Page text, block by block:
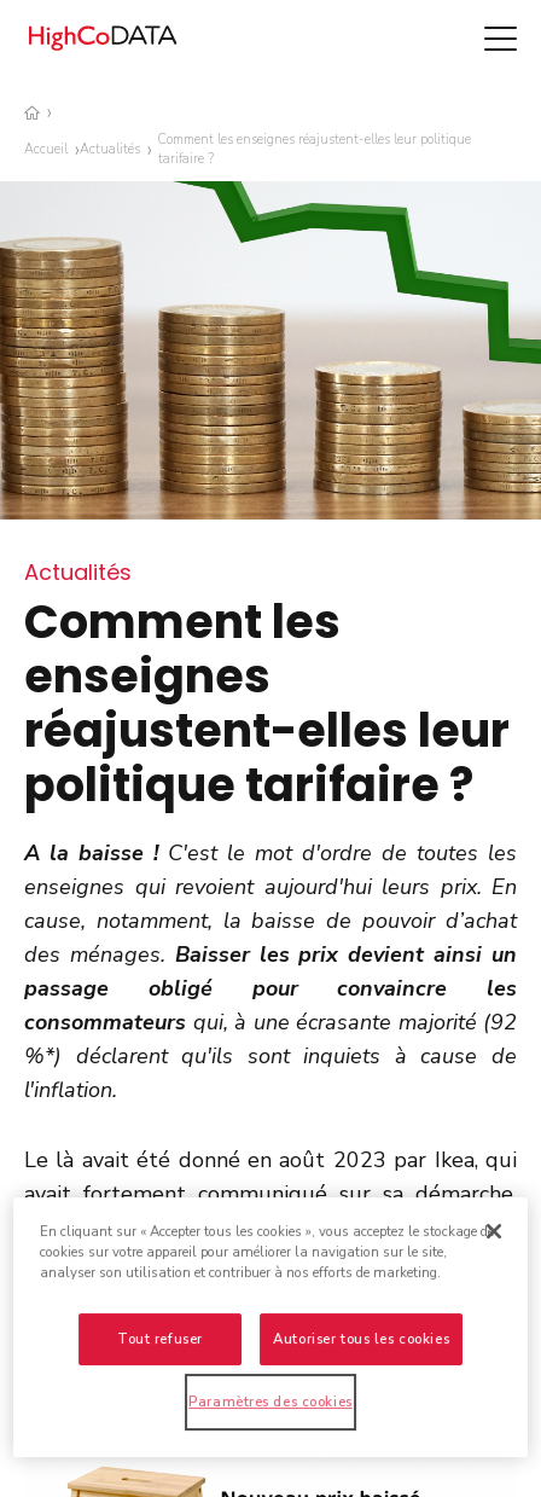
Accueil Actualités
Comment les enseignes réajustent-elles leur politique
tarifaire ?
Actualités
Comment les
enseignes
réajustent-elles leur
politique tarifaire ?
A la baisse !C'est le mot d'ordre de toutes les
enseignes qui revoient aujourd'hui leurs prix. En
cause, notamment, la baisse de pouvoir d’achat
des ménages. Baisser les prix devient ainsi un
passage obligé pour convaincre les
consommateurs qui, à une écrasante majorité (92
%*) déclarent qu'ils sont inquiets à cause de
l'inflation.
Le là avait été donné en août 2023 par Ikea, qui
avait fortement communiqué sur sa démarche,
annonçant desprix en diminution sur plus de
100 de ses produits(meubles et accessoires) les
cette année, annonçant
un investissement prévu
de 100 millions d’euros dans la baisse de prix.
En cliquant sur « Accepter tous les cookies », vous acceptez le stockage de
cookies sur votre appareil pour améliorer la navigation sur le site,
analyser son utilisation et contribuer à nos efforts de marketing.
Tout refuser Autoriser tous les cookies
Paramètres des cookies